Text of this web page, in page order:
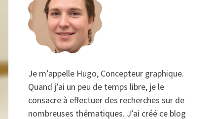
Je m’appelle Hugo, Concepteur graphique.
Quand j’ai un peu de temps libre, je le
consacre à effectuer des recherches sur de
nombreuses thématiques. J’ai créé ce blog